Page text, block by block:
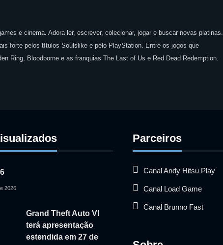
e cinema. Adora ler, escrever, colecionar, jogar e buscar novas platinas.
forte pelos títulos Soulslike e pelo PlayStation. Entre os jogos que
Ring, Bloodborne e as franquias The Last of Us e Red Dead Redemption.
2026
Grand Theft Auto VI
terá apresentação
estendida em 27 de
Parceiros
Canal Andy Hitsu Play
Canal Load Game
Canal Brunno Fast